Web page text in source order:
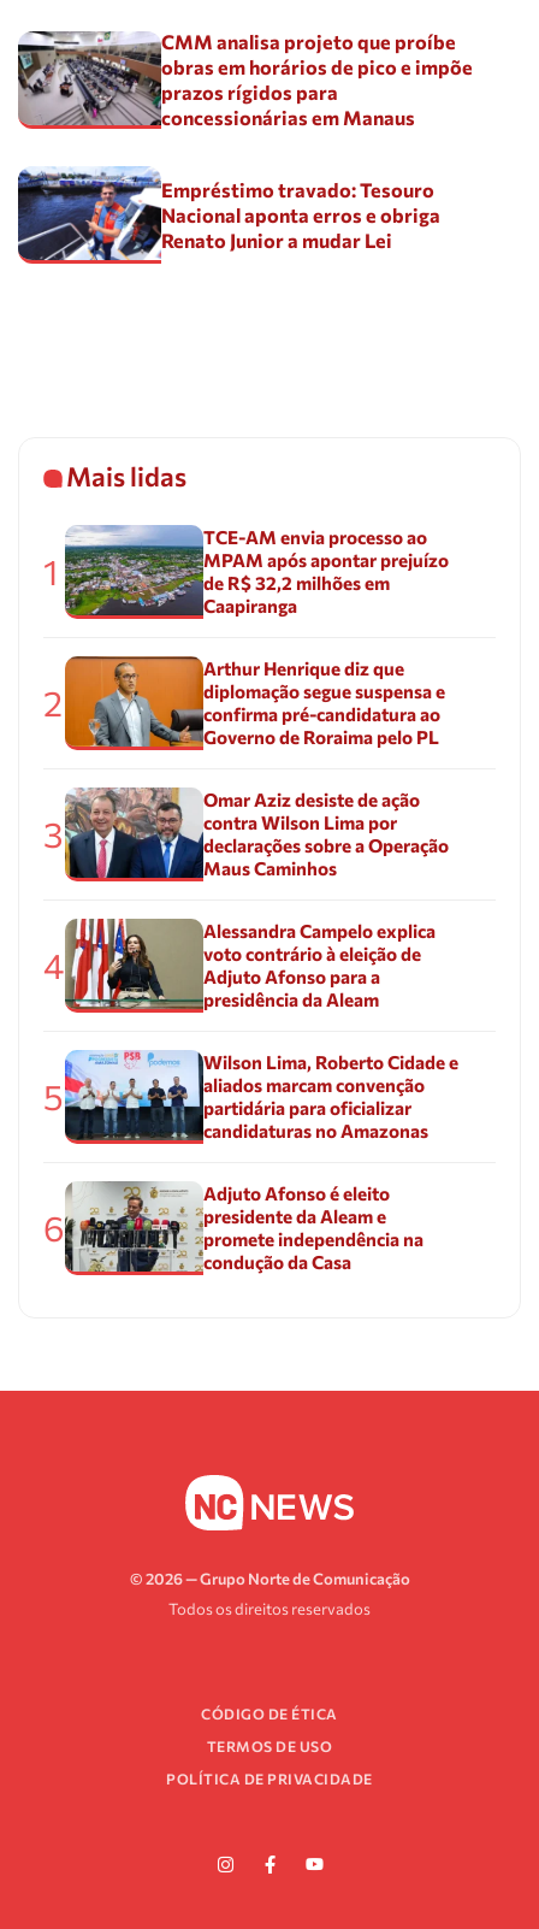
CMM analisa projeto que proíbe
obras em horários de pico e impõe
prazos rígidos para
concessionárias em Manaus
Empréstimo travado: Tesouro
Nacional aponta erros e obriga
Renato Junior a mudar Lei
Mais lidas
1
TCE-AM envia processo ao
MPAM após apontar prejuízo
de R$ 32,2 milhões em
Caapiranga
2
Arthur Henrique diz que
diplomação segue suspensa e
confirma pré-candidatura ao
Governo de Roraima pelo PL
3
Omar Aziz desiste de ação
contra Wilson Lima por
declarações sobre a Operação
Maus Caminhos
4
Alessandra Campelo explica
voto contrário à eleição de
Adjuto Afonso para a
presidência da Aleam
5
Wilson Lima, Roberto Cidade e
aliados marcam convenção
partidária para oficializar
candidaturas no Amazonas
6
Adjuto Afonso é eleito
presidente da Aleam e
promete independência na
condução da Casa
© 2026 — Grupo Norte de Comunicação
Todos os direitos reservados
CÓDIGO DE ÉTICA
TERMOS DE USO
POLÍTICA DE PRIVACIDADE